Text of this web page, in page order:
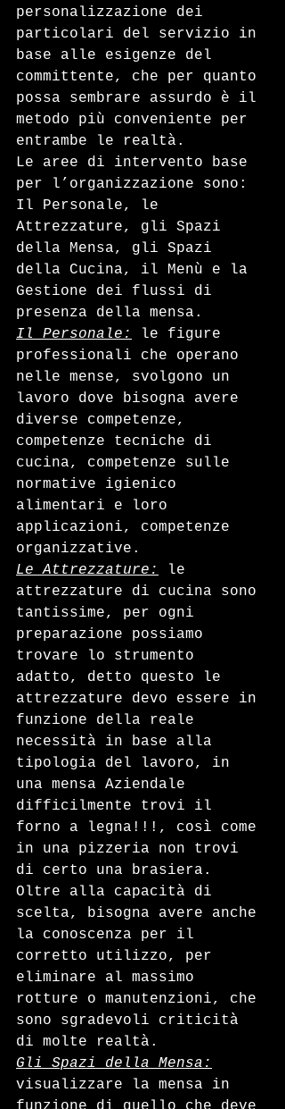
personalizzazione dei
particolari del servizio in
base alle esigenze del
committente, che per quanto
possa sembrare assurdo è il
metodo più conveniente per
entrambe le realtà.
Le aree di intervento base
per l’organizzazione sono:
Il Personale, le
Attrezzature, gli Spazi
della Mensa, gli Spazi
della Cucina, il Menù e la
Gestione dei flussi di
presenza della mensa.
Il Personale:
le figure
professionali che operano
nelle mense, svolgono un
lavoro dove bisogna avere
diverse competenze,
competenze tecniche di
cucina, competenze sulle
normative igienico
alimentari e loro
applicazioni, competenze
organizzative.
Le Attrezzature:
le
attrezzature di cucina sono
tantissime, per ogni
preparazione possiamo
trovare lo strumento
adatto, detto questo le
attrezzature devo essere in
funzione della reale
necessità in base alla
tipologia del lavoro, in
una mensa Aziendale
difficilmente trovi il
forno a legna!!!, così come
in una pizzeria non trovi
di certo una brasiera.
Oltre alla capacità di
scelta, bisogna avere anche
la conoscenza per il
corretto utilizzo, per
eliminare al massimo
rotture o manutenzioni, che
sono sgradevoli criticità
di molte realtà.
Gli Spazi della Mensa:
visualizzare la mensa in